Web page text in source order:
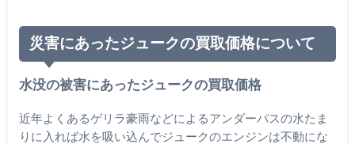
災害にあったジュークの買取価格について
水没の被害にあったジュークの買取価格
近年よくあるゲリラ豪雨などによるアンダーパスの水たま
りに入れば水を吸い込んでジュークのエンジンは不動にな